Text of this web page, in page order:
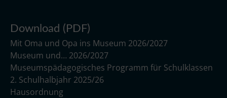
Download (PDF)
Mit Oma und Opa ins Museum 2026/2027
Museum und… 2026/2027
Museumspädagogisches Programm für Schulklassen
2. Schulhalbjahr 2025/26
Hausordnung